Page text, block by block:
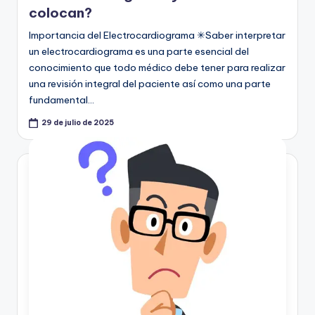
colocan?
Importancia del Electrocardiograma ✳Saber interpretar
un electrocardiograma es una parte esencial del
conocimiento que todo médico debe tener para realizar
una revisión integral del paciente así como una parte
fundamental…
29 de julio de 2025